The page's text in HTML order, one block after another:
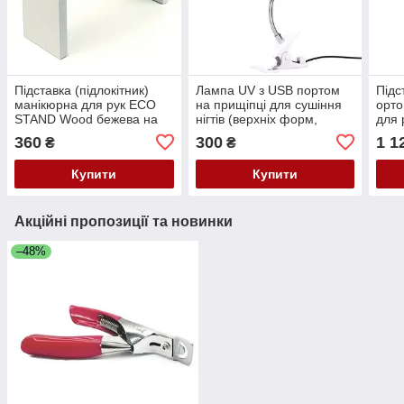
Підставка (підлокітник)
манікюрна для рук ECO
STAND Wood бежева на
360 ₴
Купити
Лампа UV з USB портом
на прищіпці для сушіння
нігтів (верхніх форм,
гелевих тіпс, гель-лаку), 3
Вт
300₴
Купити
для
1
Акційні пропозиції та новинки
–48%